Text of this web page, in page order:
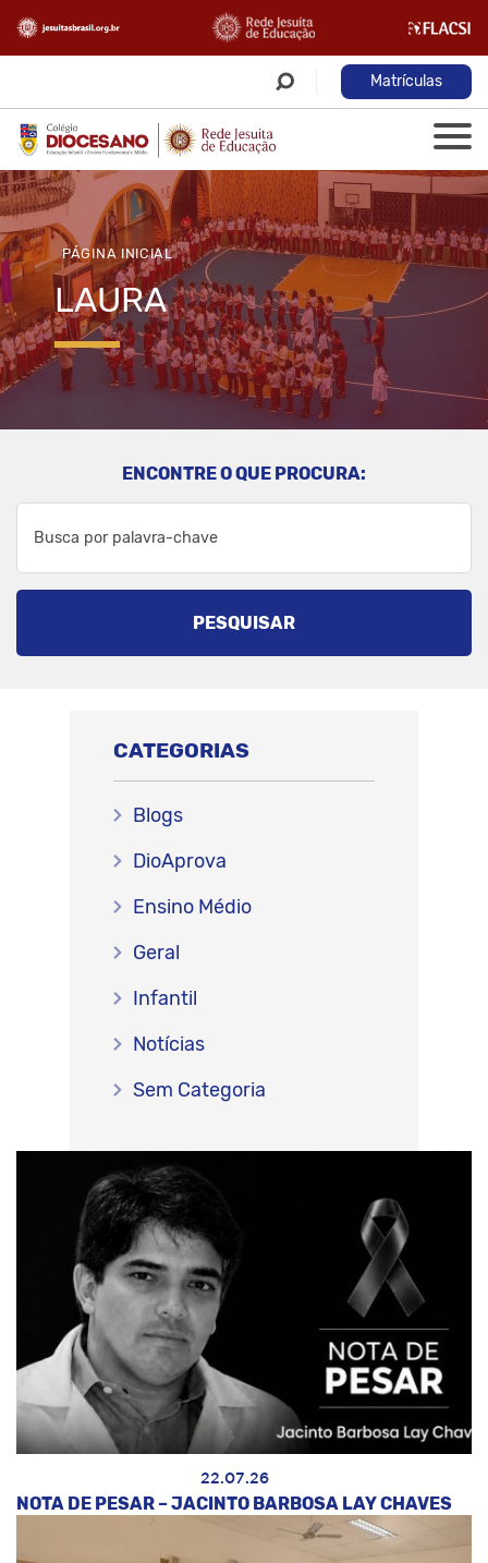
Matrículas
PÁGINA INICIAL
LAURA
ENCONTRE O QUE PROCURA:
PESQUISAR
22.07.26
NOTA DE PESAR – JACINTO BARBOSA LAY CHAVES
CATEGORIAS
Blogs
DioAprova
Ensino Médio
Geral
Infantil
Notícias
Sem Categoria